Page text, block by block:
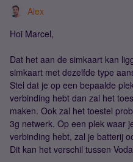
Alex
Hoi Marcel,
Dat het aan de simkaart kan
simkaart met dezelfde type
Stel dat je op een bepaalde
verbinding hebt dan zal het
maken. Ook zal het toestel
3g netwerk. Op een plek waar
verbinding hebt, zal je batterij
Dit kan het verschil tussen